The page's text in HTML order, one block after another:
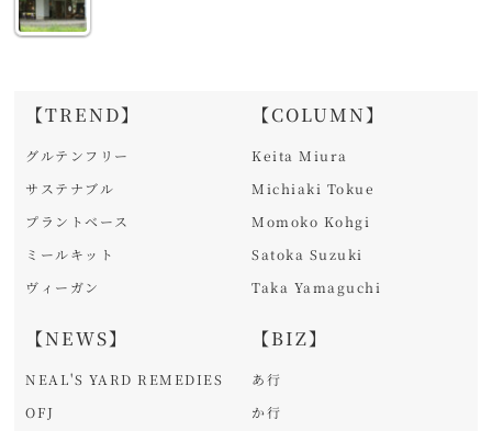
【TREND】
グルテンフリー
サステナブル
プラントベース
ミールキット
ヴィーガン
【NEWS】
NEAL'S YARD REMEDIES
OFJ
【COLUMN】
Keita Miura
Michiaki Tokue
Momoko Kohgi
Satoka Suzuki
Taka Yamaguchi
【BIZ】
あ行
か行